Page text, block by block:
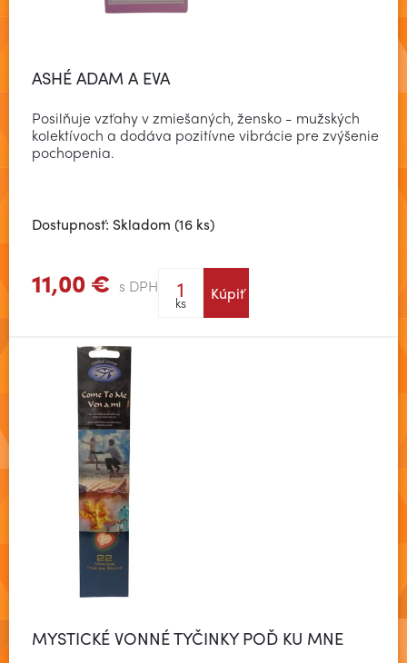
ASHÉ ADAM A EVA
Posilňuje vzťahy v zmiešaných, žensko - mužských
kolektívoch a dodáva pozitívne vibrácie pre zvýšenie
pochopenia.
Dostupnosť: Skladom (16 ks)
11,00 € s DPH
ks Kúpiť
Zobraziť viac
MYSTICKÉ VONNÉ TYČINKY POĎ KU MNE